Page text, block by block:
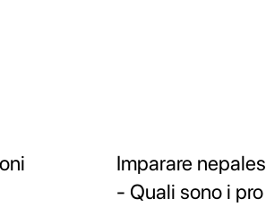
Imparare
- Quali sono i